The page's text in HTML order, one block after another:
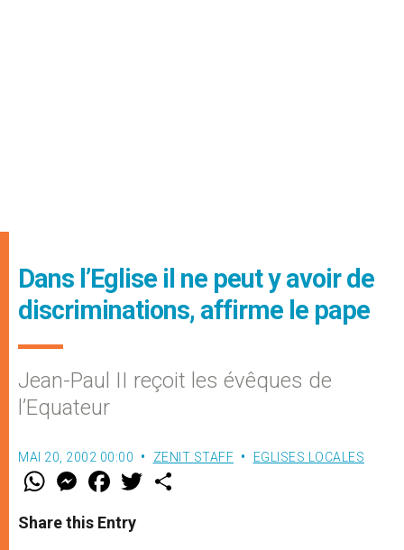
Dans l’Eglise il ne peut y avoir de
discriminations, affirme le pape
Jean-Paul II reçoit les évêques de
l’Equateur
MAI 20, 2002 00:00 ZENIT STAFF EGLISES LOCALES
W
t
s
M
e
s
e
F
a
e
b
w
Share this Entry